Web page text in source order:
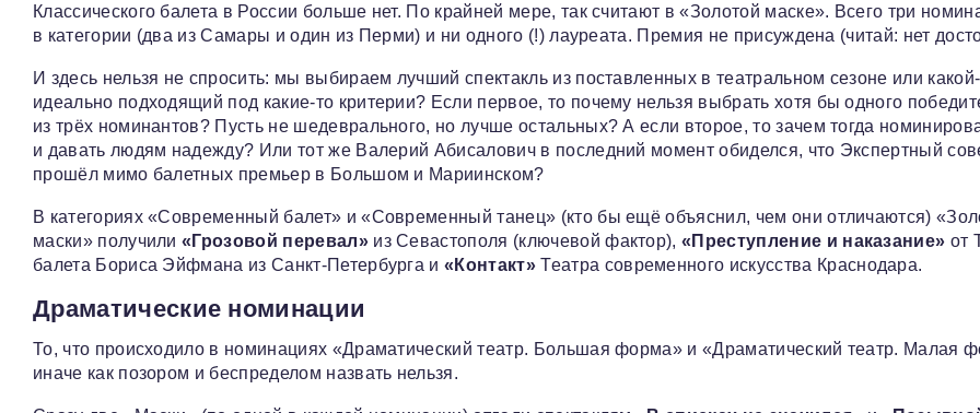
Классического балета в России больше нет. По крайней мере, так считают в «Золотой маске». Всего три
в категории (два из Самары и один из Перми) и ни одного (!) лауреата. Премия не присуждена (читай: нет
И здесь нельзя не спросить: мы выбираем лучший спектакль из поставленных в театральном сезоне или
идеально подходящий под какие‑то критерии? Если первое, то почему нельзя выбрать хотя бы одного
из трёх номинантов? Пусть не шедеврального, но лучше остальных? А если второе, то зачем тогда
и давать людям надежду? Или тот же Валерий Абисалович в последний момент обиделся, что Экспертный
прошёл мимо балетных премьер в Большом и Мариинском?
В категориях «Современный балет» и «Современный танец» (кто бы ещё объяснил, чем они отличаются)
маски» получили«Грозовой перевал»из Севастополя (ключевой фактор),«Преступление и наказание» от
балета Бориса Эйфмана из Санкт-Петербурга и«Контакт»Театра современного искусства Краснодара.
Драматические номинации
То, что происходило в номинациях «Драматический театр. Большая форма» и «Драматический театр. Малая
иначе как позором и беспределом назвать нельзя.